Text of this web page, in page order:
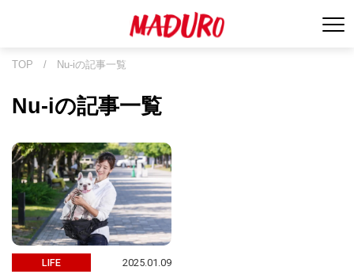
TOP / Nu-iの記事一覧
Nu-iの記事一覧
LIFE 2025.01.09